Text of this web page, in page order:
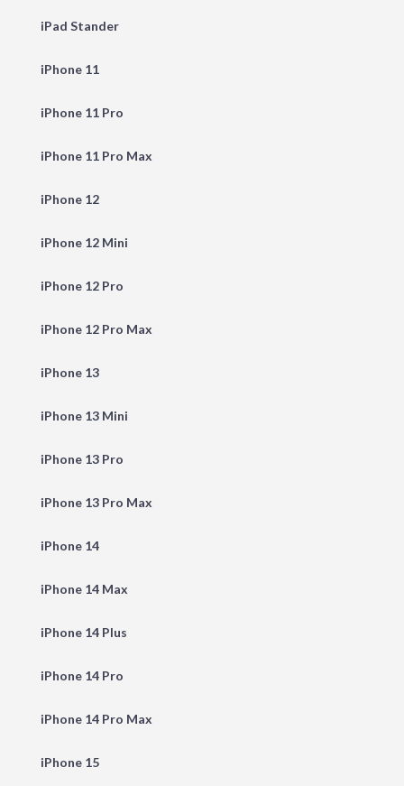
iPad Stander
iPhone 11
iPhone 11 Pro
iPhone 11 Pro Max
iPhone 12
iPhone 12 Mini
iPhone 12 Pro
iPhone 12 Pro Max
iPhone 13
iPhone 13 Mini
iPhone 13 Pro
iPhone 13 Pro Max
iPhone 14
iPhone 14 Max
iPhone 14 Plus
iPhone 14 Pro
iPhone 14 Pro Max
iPhone 15